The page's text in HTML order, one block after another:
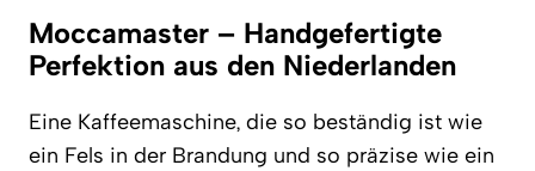
Moccamaster – Handgefertigte
Perfektion aus den Niederlanden
Eine Kaffeemaschine, die so beständig ist wie
ein Fels in der Brandung und so präzise wie ein